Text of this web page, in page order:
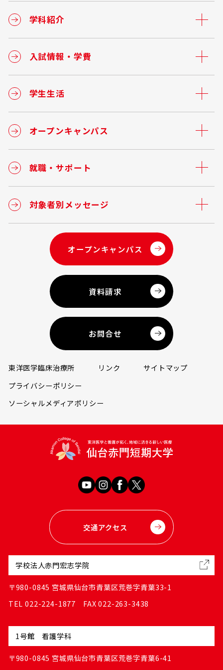
学科紹介
入試情報・学費
学生生活
オープンキャンパス
就職・サポート
対象者別メッセージ
オープンキャンパス
資料請求
お問合せ
東洋医学臨床治療所 リンク
サイトマップ
プライバシーポリシー
ソーシャルメディアポリシー
交通アクセス
学校法人赤門宏志学院
〒980-0845 宮城県仙台市青葉区荒巻字青葉33-1
TEL 022-224-1877 FAX 022-263-3438
1号館 看護学科
〒980-0845 宮城県仙台市青葉区荒巻字青葉6-41